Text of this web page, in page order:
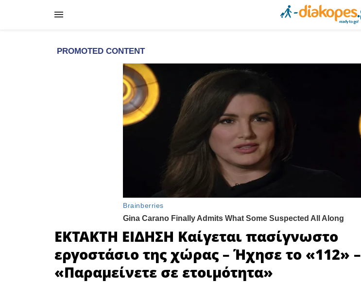
ΕΚΤΑΚΤΗ ΕΙΔΗΣΗ Καίγεται πασίγνωστο
εργοστάσιο της χώρας – Ήχησε το «112» –
«Παραμείνετε σε ετοιμότητα»